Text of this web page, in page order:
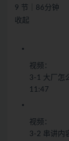
9 节｜86分钟
收起
视频：
3-1 大厂怎
11:47
视频：
3-2 串讲内